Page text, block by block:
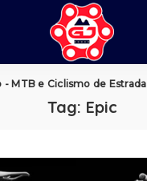
- MTB e Ciclismo de Estrada
Tag: Epic